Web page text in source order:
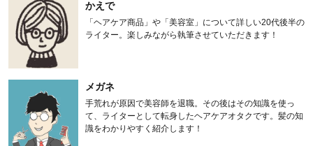
かえで
「ヘアケア商品」や「美容室」について詳しい20代後半の
ライター。楽しみながら執筆させていただきます！
メガネ
手荒れが原因で美容師を退職。その後はその知識を使っ
て、ライターとして転身したヘアケアオタクです。髪の知
識をわかりやすく紹介します！